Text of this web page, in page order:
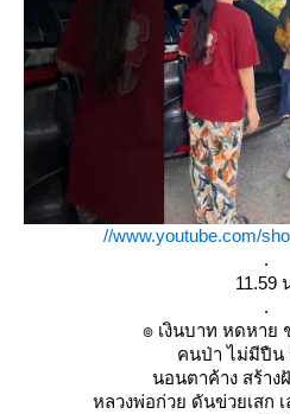
//www.youtube.com/
.
11.59
.
๏ เงินบาท หดหาย
คนป่า ไม่มีปืน
นอนตาค้าง สร้าง
หลวงพ่อก่วย ดันข่วยเสก